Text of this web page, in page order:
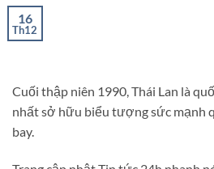
16
Th12
Cuối thập niên 1990, Thái Lan là
nhất sở hữu biểu tượng sức mạnh
bay.